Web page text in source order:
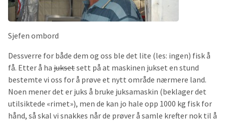
Sjefen ombord
Dessverre for både dem og oss ble det lite (les: ingen) fisk å
få. Etter å ha juksetsett på at maskinen jukset en stund
bestemte vi oss for å prøve et nytt område nærmere land.
Noen mener det er juks å bruke juksamaskin (beklager det
utilsiktede «rimet»), men de kan jo hale opp 1000 kg fisk for
hånd, så skal vi snakkes når de prøver å samle krefter nok til å